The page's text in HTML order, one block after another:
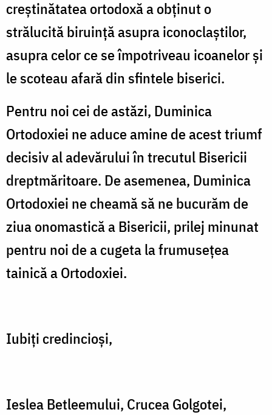
creştinătatea ortodoxă a obţinut o
strălucită biruinţă asupra iconoclaştilor,
asupra celor ce se împotriveau icoanelor şi
le scoteau afară din sfintele biserici.
Pentru noi cei de astăzi, Duminica
Ortodoxiei ne aduce amine de acest triumf
decisiv al adevărului în trecutul Bisericii
dreptmăritoare. De asemenea, Duminica
Ortodoxiei ne cheamă să ne bucurăm de
ziua onomastică a Bisericii, prilej minunat
pentru noi de a cugeta la frumuseţea
tainică a Ortodoxiei.
Iubiţi credincioşi,
Ieslea Betleemului, Crucea Golgotei,